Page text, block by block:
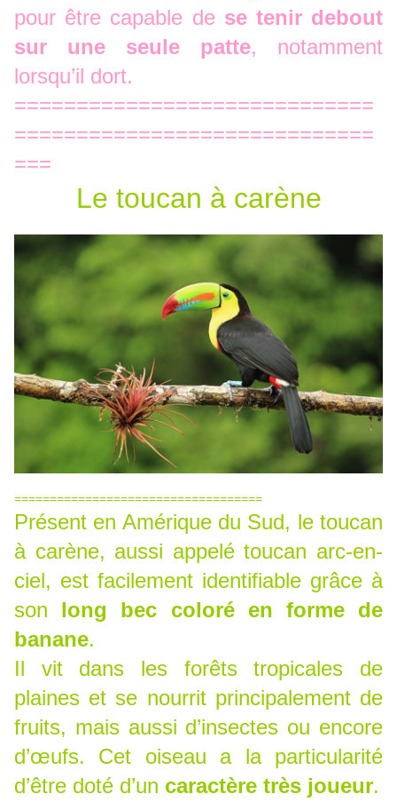
pour être capable de se tenir debout
sur une seule patte, notamment
lorsqu’il dort.
=============================
=============================
===
Le toucan à carène
===================================
Présent en Amérique du Sud, le toucan
à carène, aussi appelé toucan arc-en-
ciel, est facilement identifiable grâce à
son long bec coloré en forme de
banane.
Il vit dans les forêts tropicales de
plaines et se nourrit principalement de
fruits, mais aussi d’insectes ou encore
d’œufs. Cet oiseau a la particularité
d’être doté d’un caractère très joueur.